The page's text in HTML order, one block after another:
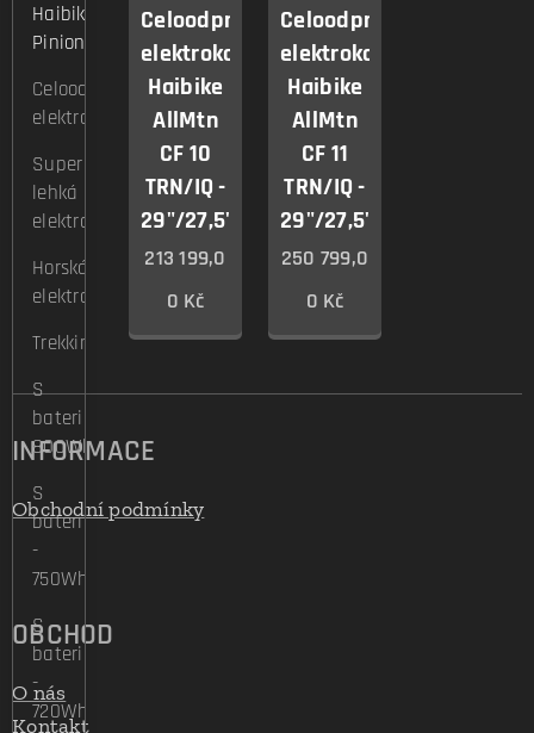
Haibike
Pinion
Celoodpružená
elektrokola
Super
lehká
elektrokola
Horská
elektrokola
Trekking/Cross
S
baterií
800Wh
S
baterií
-
750Wh
S
baterií
-
720Wh
Celoodpružené
elektrokolo
Haibike
AllMtn
CF 10
TRN/IQ -
29"/27,5"
213 199,0
0 Kč
Celoodpružené
elektrokolo
Haibike
AllMtn
CF 11
TRN/IQ -
29"/27,5"
250 799,0
0 Kč
INFORMACE
Obchodní podmínky
OBCHOD
O nás
Kontakt